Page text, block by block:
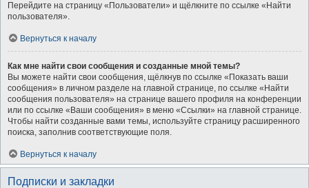
Перейдите на страницу «Пользователи» и щёлкните по ссылке «Найти
пользователя».
Вернуться к началу
Как мне найти свои сообщения и созданные мной темы?
Вы можете найти свои сообщения, щёлкнув по ссылке «Показать ваши
сообщения» в личном разделе на главной странице, по ссылке «Найти
сообщения пользователя» на странице вашего профиля на конференции
или по ссылке «Ваши сообщения» в меню «Ссылки» на главной странице.
Чтобы найти созданные вами темы, используйте страницу расширенного
поиска, заполнив соответствующие поля.
Вернуться к началу
Подписки и закладки